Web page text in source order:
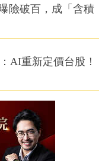
險破百，成「含積
AI重新定價台股！